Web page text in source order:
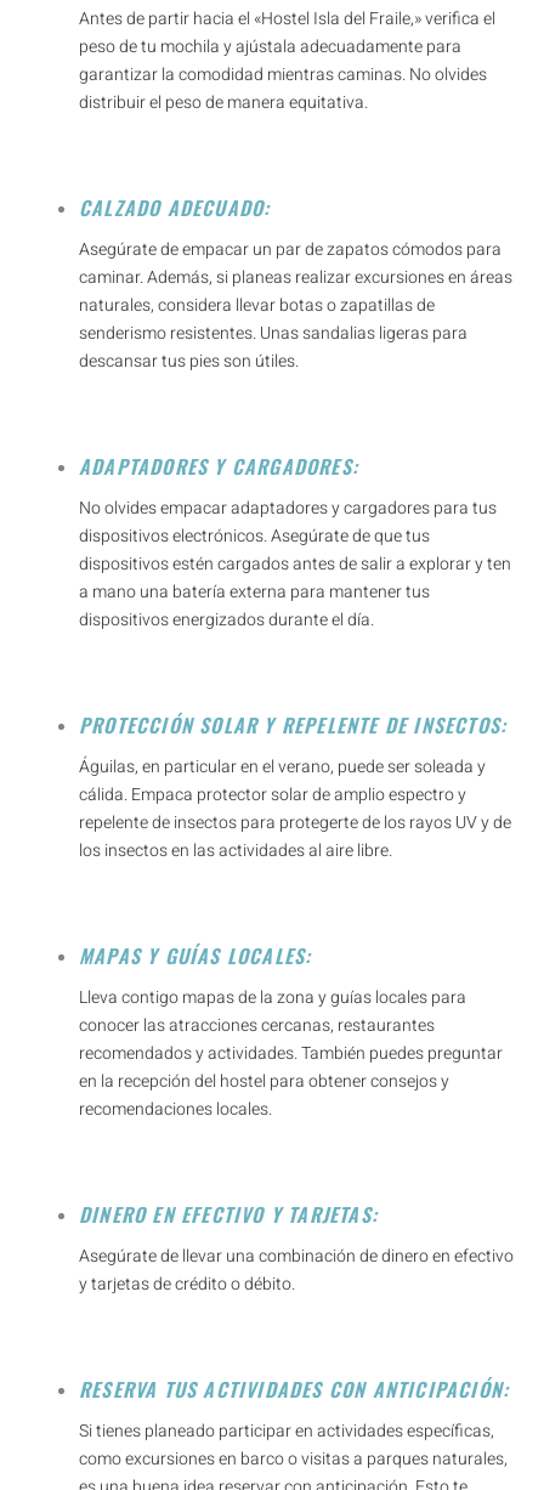
Antes de partir hacia el «Hostel Isla del Fraile,» verifica el
peso de tu mochila y ajústala adecuadamente para
garantizar la comodidad mientras caminas. No olvides
distribuir el peso de manera equitativa.
CALZADO ADECUADO:
Asegúrate de empacar un par de zapatos cómodos para
caminar. Además, si planeas realizar excursiones en áreas
naturales, considera llevar botas o zapatillas de
senderismo resistentes. Unas sandalias ligeras para
descansar tus pies son útiles.
ADAPTADORES Y CARGADORES:
No olvides empacar adaptadores y cargadores para tus
dispositivos electrónicos. Asegúrate de que tus
dispositivos estén cargados antes de salir a explorar y ten
a mano una batería externa para mantener tus
dispositivos energizados durante el día.
PROTECCIÓN SOLAR Y REPELENTE DE INSECTOS:
Águilas, en particular en el verano, puede ser soleada y
cálida. Empaca protector solar de amplio espectro y
repelente de insectos para protegerte de los rayos UV y de
los insectos en las actividades al aire libre.
MAPAS Y GUÍAS LOCALES:
Lleva contigo mapas de la zona y guías locales para
conocer las atracciones cercanas, restaurantes
recomendados y actividades. También puedes preguntar
en la recepción del hostel para obtener consejos y
recomendaciones locales.
DINERO EN EFECTIVO Y TARJETAS:
Asegúrate de llevar una combinación de dinero en efectivo
y tarjetas de crédito o débito.
RESERVA TUS ACTIVIDADES CON ANTICIPACIÓN:
Si tienes planeado participar en actividades específicas,
como excursiones en barco o visitas a parques naturales,